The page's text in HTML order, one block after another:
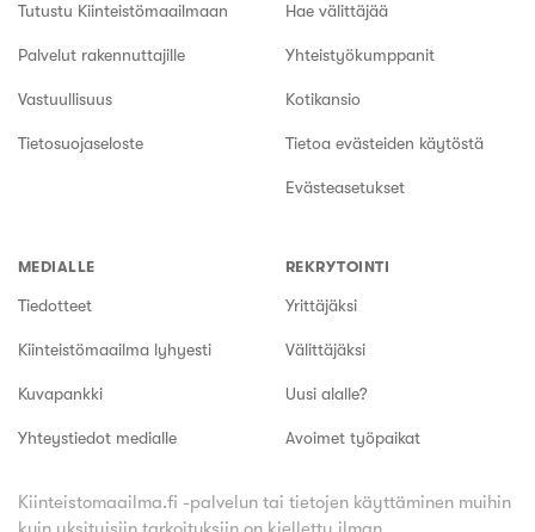
Tutustu Kiinteistömaailmaan
Palvelut rakennuttajille
Vastuullisuus
Tietosuojaseloste
Hae välittäjää
Yhteistyökumppanit
Kotikansio
Tietoa evästeiden käytöstä
Evästeasetukset
MEDIALLE
Tiedotteet
Kiinteistömaailma lyhyesti
Kuvapankki
Yhteystiedot medialle
REKRYTOINTI
Yrittäjäksi
Välittäjäksi
Uusi alalle?
Avoimet työpaikat
Kiinteistomaailma.fi -palvelun tai tietojen käyttäminen muihin